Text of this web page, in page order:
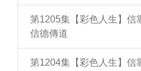
第1205集【彩色人生】信
信德傳道
第1204集【彩色人生】信